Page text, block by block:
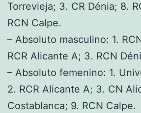
Torrevieja; 3. CR Dénia; 8.
RCN Calpe.
– Absoluto masculino: 1.
RCR Alicante A; 3. RCN
– Absoluto femenino: 1.
2. RCR Alicante A; 3. CN
Costablanca; 9. RCN Calpe.